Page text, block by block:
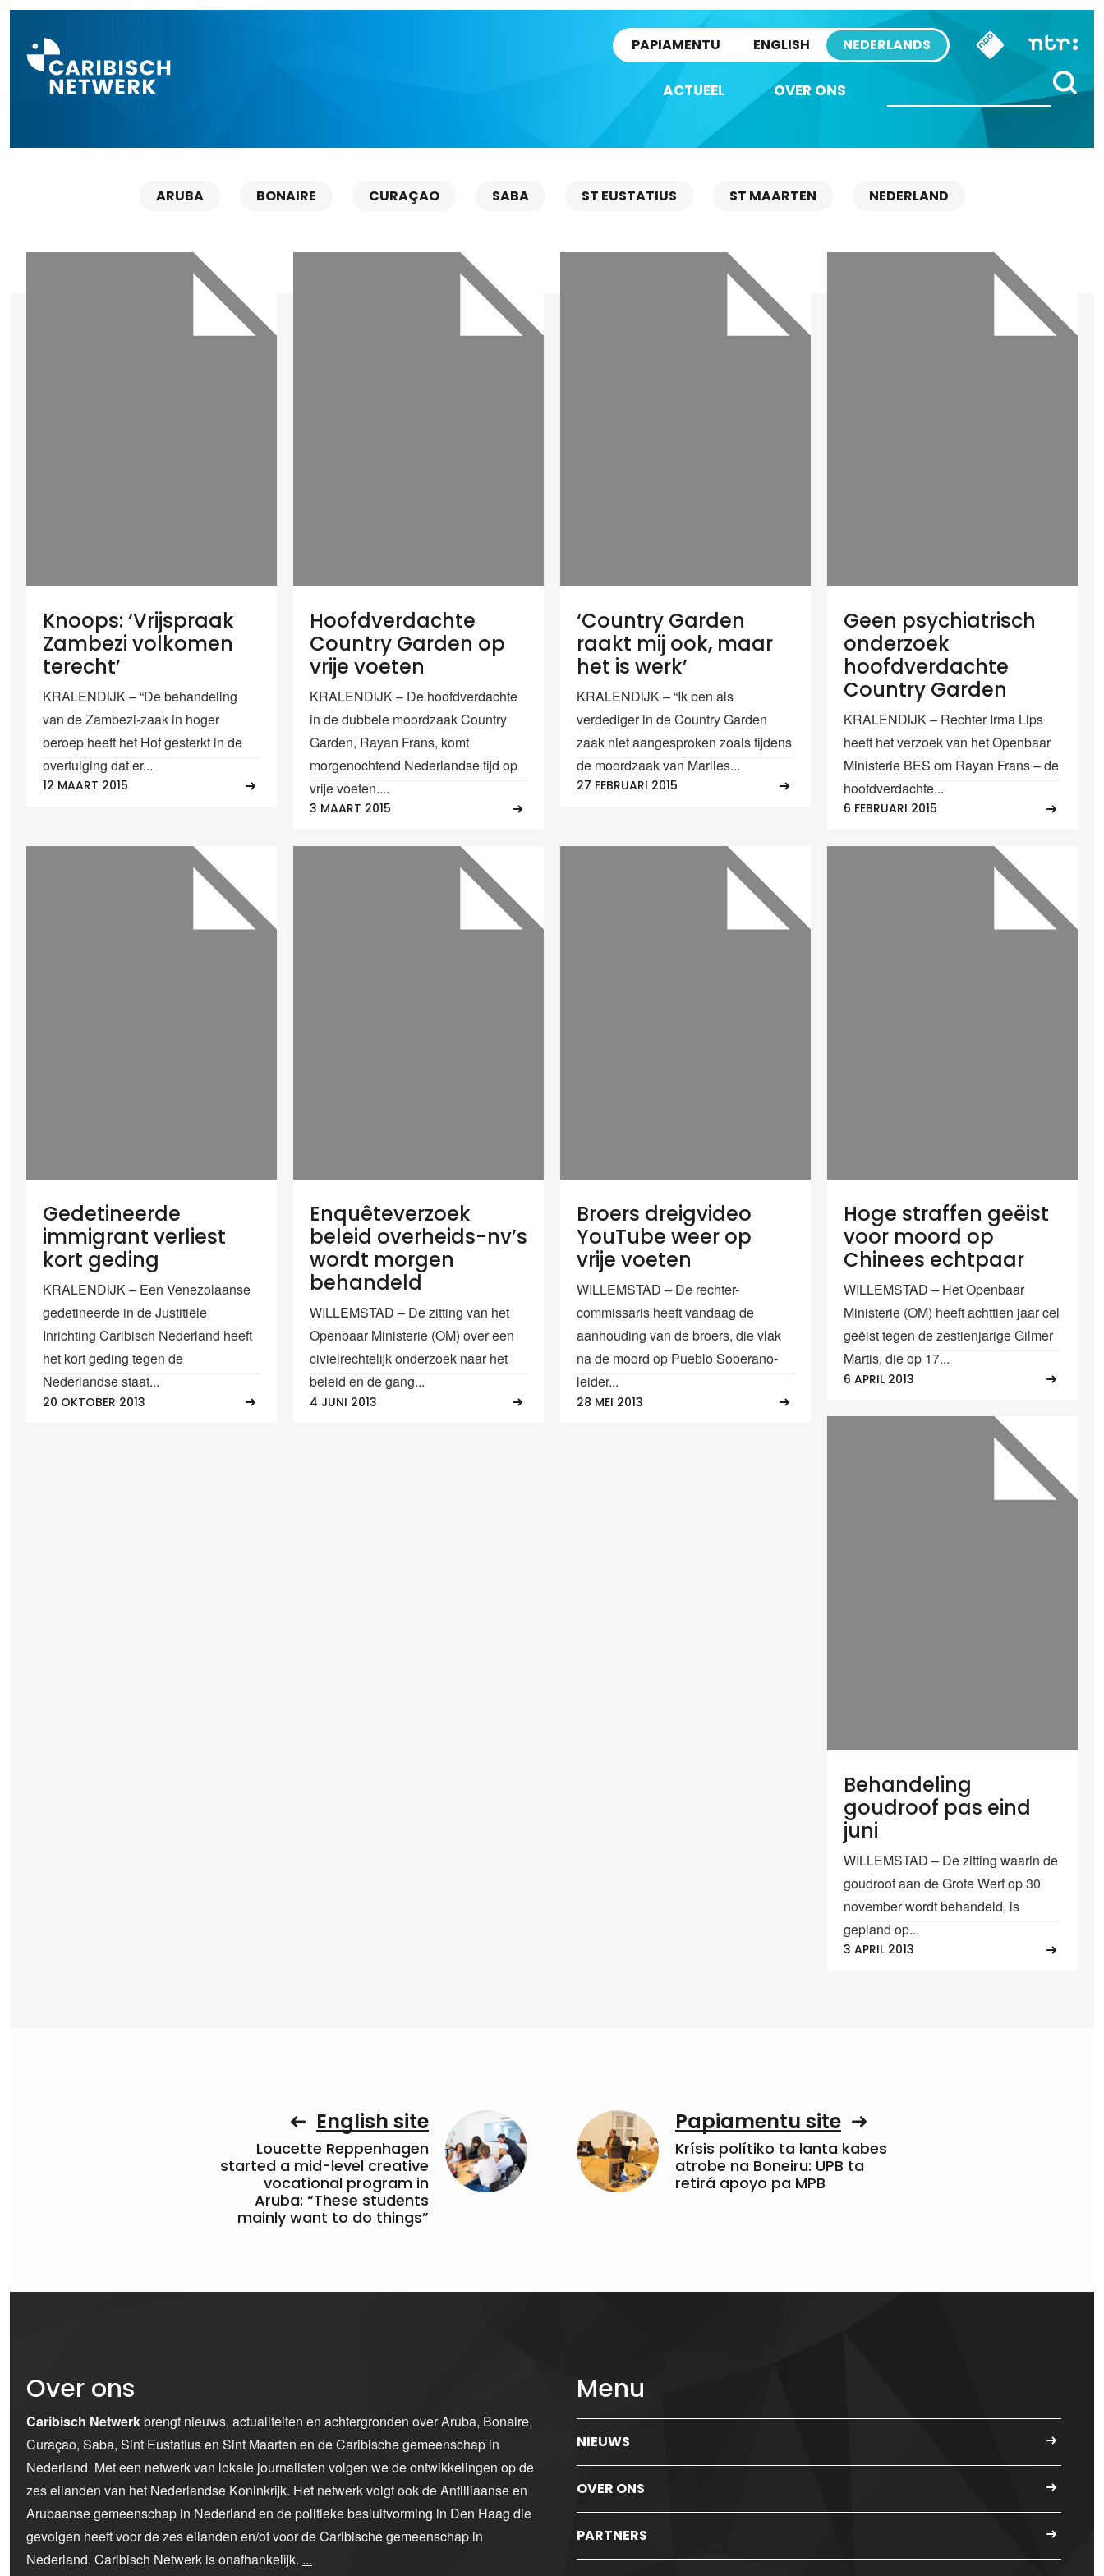
PAPIAMENTU ENGLISH NEDERLANDS
ACTUEEL OVER ONS
ARUBA BONAIRE CURAÇAO SABA ST EUSTATIUS ST MAARTEN NEDERLAND
Knoops: ‘Vrijspraak
Zambezi volkomen
terecht’
KRALENDIJK – “De behandeling
van de Zambezi-zaak in hoger
beroep heeft het Hof gesterkt in de
overtuiging dat er...
12 MAART 2015
Hoofdverdachte
Country Garden op
vrije voeten
KRALENDIJK – De hoofdverdachte
in de dubbele moordzaak Country
Garden, Rayan Frans, komt
morgenochtend Nederlandse tijd op
vrije voeten....
3 MAART 2015
‘Country Garden
raakt mij ook, maar
het is werk’
KRALENDIJK – “Ik ben als
verdediger in de Country Garden
zaak niet aangesproken zoals tijdens
de moordzaak van Marlies...
27 FEBRUARI 2015
Geen psychiatrisch
onderzoek
hoofdverdachte
Country Garden
KRALENDIJK – Rechter Irma Lips
heeft het verzoek van het Openbaar
Ministerie BES om Rayan Frans – de
hoofdverdachte...
6 FEBRUARI 2015
Gedetineerde
immigrant verliest
kort geding
KRALENDIJK – Een Venezolaanse
gedetineerde in de Justitiële
Inrichting Caribisch Nederland heeft
het kort geding tegen de
Nederlandse staat...
20 OKTOBER 2013
Enquêteverzoek
beleid overheids-nv’s
wordt morgen
behandeld
WILLEMSTAD – De zitting van het
Openbaar Ministerie (OM) over een
civielrechtelijk onderzoek naar het
beleid en de gang...
4 JUNI 2013
Broers dreigvideo
YouTube weer op
vrije voeten
WILLEMSTAD – De rechter-
commissaris heeft vandaag de
aanhouding van de broers, die vlak
na de moord op Pueblo Soberano-
leider...
28 MEI 2013
Hoge straffen geëist
voor moord op
Chinees echtpaar
WILLEMSTAD – Het Openbaar
Ministerie (OM) heeft achttien jaar cel
geëist tegen de zestienjarige Gilmer
Martis, die op 17...
6 APRIL 2013
Behandeling
goudroof pas eind
juni
WILLEMSTAD – De zitting waarin de
goudroof aan de Grote Werf op 30
november wordt behandeld, is
gepland op...
3 APRIL 2013
English site
Loucette Reppenhagen
started a mid-level creative
vocational program in
Aruba: “These students
mainly want to do things”
Papiamentu site
Krísis polítiko ta lanta kabes
atrobe na Boneiru: UPB ta
retirá apoyo pa MPB
Over ons
Caribisch Netwerkbrengt nieuws, actualiteiten en achtergronden over Aruba, Bonaire,
Curaçao, Saba, Sint Eustatius en Sint Maarten en de Caribische gemeenschap in
Nederland. Met een netwerk van lokale journalisten volgen we de ontwikkelingen op de
zes eilanden van het Nederlandse Koninkrijk. Het netwerk volgt ook de Antilliaanse en
Arubaanse gemeenschap in Nederland en de politieke besluitvorming in Den Haag die
gevolgen heeft voor de zes eilanden en/of voor de Caribische gemeenschap in
Nederland. Caribisch Netwerk is onafhankelijk. ...
Menu
NIEUWS
OVER ONS
PARTNERS